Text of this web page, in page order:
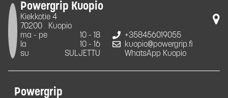
Powergrip Kuopio
Kiekkotie 4
70200
Kuopio
ma - pe
10 - 18
la
10 - 16
su
SULJETTU
+358456019055
kuopio@powergrip.fi
WhatsApp Kuopio
Powergrip